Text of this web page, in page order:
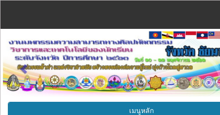
Previous
เมนูหลัก